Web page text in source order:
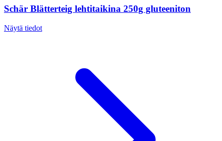
Schär Blätterteig lehtitaikina 250g gluteeniton
Näytä tiedot